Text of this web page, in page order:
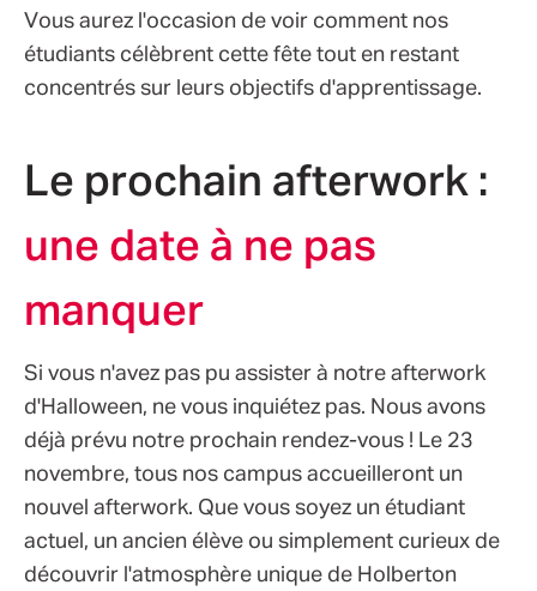
Vous aurez l'occasion de voir comment nos
étudiants célèbrent cette fête tout en restant
concentrés sur leurs objectifs d'apprentissage.
Le prochain afterwork :
une date à ne pas
manquer
Si vous n'avez pas pu assister à notre afterwork
d'Halloween, ne vous inquiétez pas. Nous avons
déjà prévu notre prochain rendez-vous ! Le 23
novembre, tous nos campus accueilleront un
nouvel afterwork. Que vous soyez un étudiant
actuel, un ancien élève ou simplement curieux de
découvrir l'atmosphère unique de Holberton